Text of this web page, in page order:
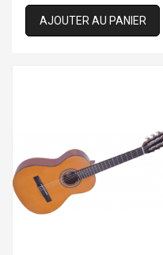
AJOUTER AU PANIER